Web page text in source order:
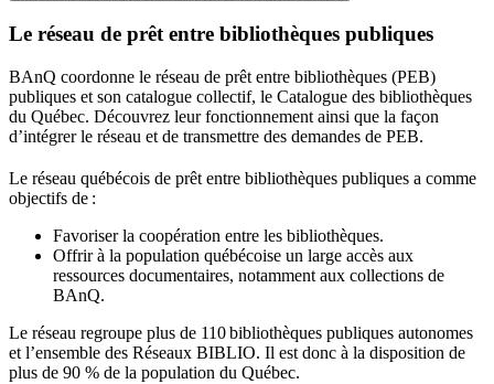
Le réseau de prêt entre bibliothèques publiques
BAnQ coordonne le réseau de prêt entre bibliothèques (PEB)
publiques et son catalogue collectif, le Catalogue des bibliothèques
du Québec. Découvrez leur fonctionnement ainsi que la façon
d’intégrer le réseau et de transmettre des demandes de PEB.
Le réseau québécois de prêt entre bibliothèques publiques a comme
objectifs de :
Favoriser la coopération entre les bibliothèques.
Offrir à la population québécoise un large accès aux
ressources documentaires, notamment aux collections de
BAnQ.
Le réseau regroupe plus de 110bibliothèques publiques autonomes
et l’ensemble des Réseaux BIBLIO. Il est donc à la disposition de
plus de 90 % de la population du Québec.